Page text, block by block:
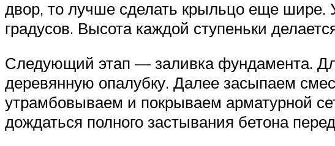
двор, то лучше сделать крыльцо еще шире.
градусов. Высота каждой ступеньки
Следующий этап — заливка фундамента.
деревянную опалубку. Далее засыпаем
утрамбовываем и покрываем арматурной
дождаться полного застывания бетона